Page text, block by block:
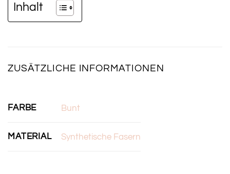
Inhalt
ZUSÄTZLICHE INFORMATIONEN
FARBE Bunt
MATERIAL Synthetische Fasern